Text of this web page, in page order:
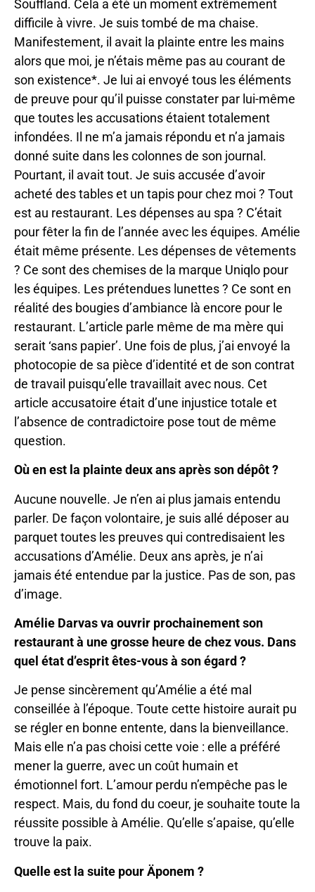
Souffland. Cela a été un moment extrêmement
difficile à vivre. Je suis tombé de ma chaise.
Manifestement, il avait la plainte entre les mains
alors que moi, je n’étais même pas au courant de
son existence*. Je lui ai envoyé tous les éléments
de preuve pour qu’il puisse constater par lui-même
que toutes les accusations étaient totalement
infondées. Il ne m’a jamais répondu et n’a jamais
donné suite dans les colonnes de son journal.
Pourtant, il avait tout. Je suis accusée d’avoir
acheté des tables et un tapis pour chez moi ? Tout
est au restaurant. Les dépenses au spa ? C’était
pour fêter la fin de l’année avec les équipes. Amélie
était même présente. Les dépenses de vêtements
? Ce sont des chemises de la marque Uniqlo pour
les équipes. Les prétendues lunettes ? Ce sont en
réalité des bougies d’ambiance là encore pour le
restaurant. L’article parle même de ma mère qui
serait ‘sans papier’. Une fois de plus, j’ai envoyé la
photocopie de sa pièce d’identité et de son contrat
de travail puisqu’elle travaillait avec nous. Cet
article accusatoire était d’une injustice totale et
l’absence de contradictoire pose tout de même
question.
Où en est la plainte deux ans après son dépôt ?
Aucune nouvelle. Je n’en ai plus jamais entendu
parler. De façon volontaire, je suis allé déposer au
parquet toutes les preuves qui contredisaient les
accusations d’Amélie. Deux ans après, je n’ai
jamais été entendue par la justice. Pas de son, pas
d’image.
Amélie Darvas va ouvrir prochainement son
restaurant à une grosse heure de chez vous. Dans
quel état d’esprit êtes-vous à son égard ?
Je pense sincèrement qu’Amélie a été mal
conseillée à l’époque. Toute cette histoire aurait pu
se régler en bonne entente, dans la bienveillance.
Mais elle n’a pas choisi cette voie : elle a préféré
mener la guerre, avec un coût humain et
émotionnel fort. L’amour perdu n’empêche pas le
respect. Mais, du fond du coeur, je souhaite toute la
réussite possible à Amélie. Qu’elle s’apaise, qu’elle
trouve la paix.
Quelle est la suite pour Äponem ?